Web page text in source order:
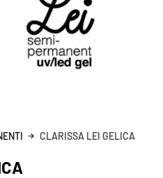
CLARISSA LEI GELICA